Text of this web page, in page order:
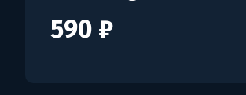
590 ₽